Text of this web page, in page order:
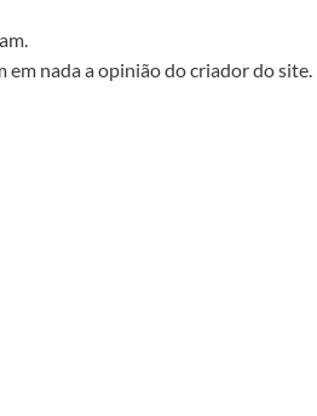
nada a opinião do criador do site.